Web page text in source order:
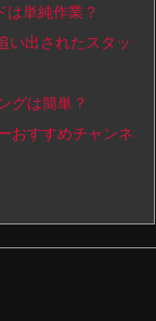
単純作業？
出されたスタッ
グは簡単？
おすすめチャンネ